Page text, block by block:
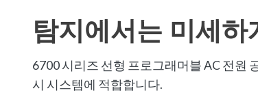
탐지에서는 미세
6700 시리즈 선형 프로그래머블 AC 전원
시 시스템에 적합합니다.